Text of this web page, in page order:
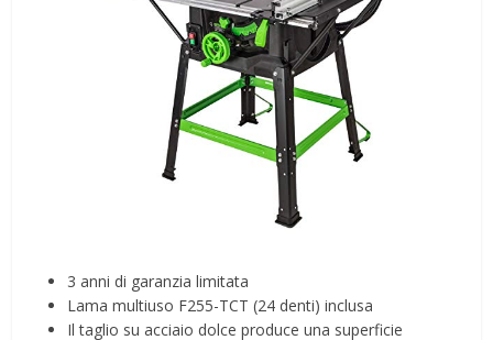
3 anni di garanzia limitata
Lama multiuso F255-TCT (24 denti) inclusa
Il taglio su acciaio dolce produce una superficie